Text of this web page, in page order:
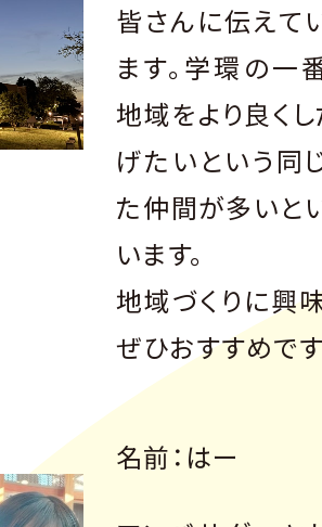
皆さんに伝えて
ます。学環の一
地域をより良く
げたいという同
た仲間が多いと
います。
地域づくりに興
ぜひおすすめです
名前：はー